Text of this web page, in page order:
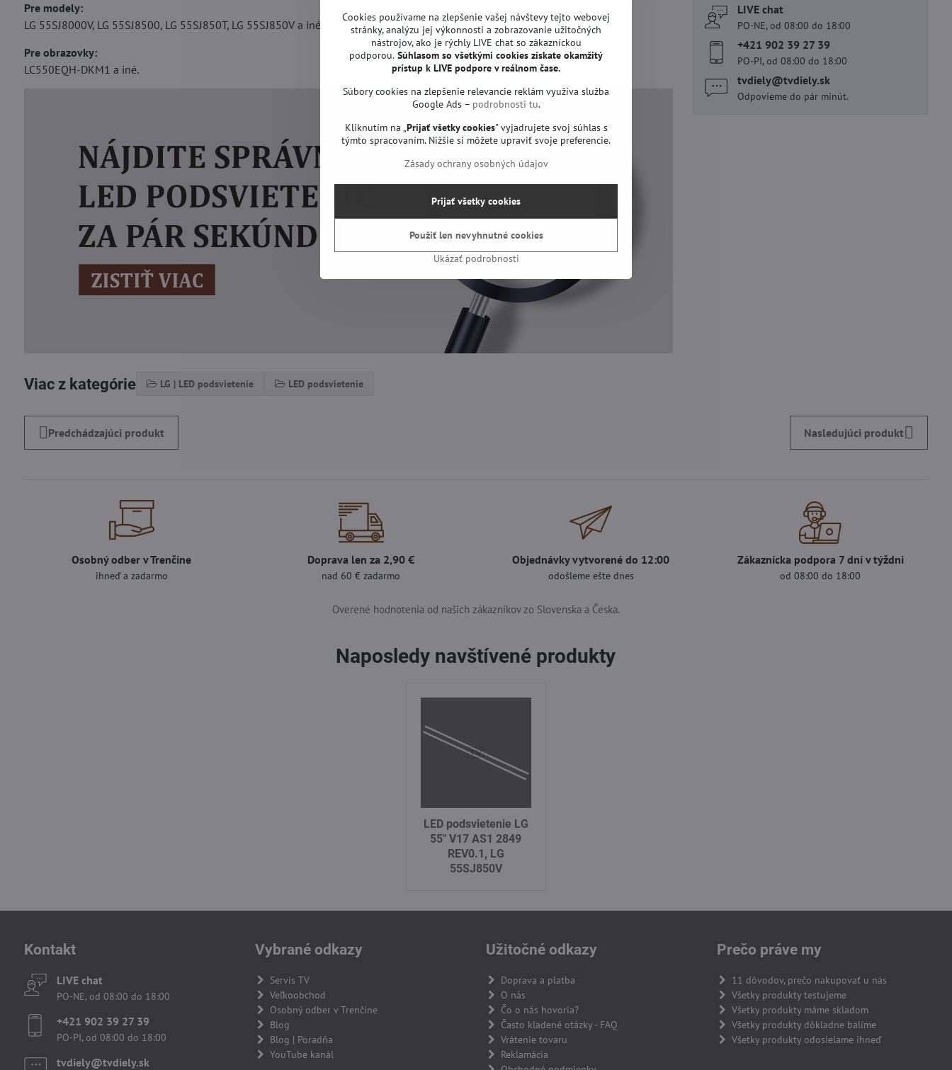
Pre modely:
LG 55SJ8000V, LG 55SJ8500, LG 55SJ850T, LG 55SJ850V a iné.
Pre obrazovky:
LC550EQH-DKM1 a iné.
Viac z kategórie LG | LED podsvietenie LED podsvietenie
LIVE chat
PO-NE, od 08:00 do 18:00
+421 902 39 27 39
PO-PI, od 08:00 do 18:00
tvdiely​@tvdiely​.sk
Odpovieme do pár minút.
Predchádzajúci produkt Nasledujúci produkt
Osobný odber v Trenčíne
ihneď a zadarmo
Doprava len za 2,90 €
nad 60 € zadarmo
Objednávky vytvorené do 12:00
odošleme ešte dnes
Zákaznícka podpora 7 dní v týždni
od 08:00 do 18:00
Overené hodnotenia od našich zákazníkov zo Slovenska a Česka.
Naposledy navštívené produkty
LED podsvietenie LG
55" V17 AS1 2849
REV0.1, LG
55SJ850V
Kontakt
LIVE chat
PO-NE, od 08:00 do 18:00
+421 902 39 27 39
PO-PI, od 08:00 do 18:00
tvdiely​​@tvdiely​​.sk
Vybrané odkazy
Servis TV
Veľkoobchod
Osobný odber v Trenčíne
Blog
Blog | Poradňa
YouTube kanál
Užitočné odkazy
Doprava a platba
O nás
Čo o nás hovoria?
Často kladené otázky - FAQ
Vrátenie tovaru
Reklamácia
Prečo práve my
11 dôvodov, prečo nakupovať u nás
Všetky produkty testujeme
Všetky produkty máme skladom
Všetky produkty dôkladne balíme
Všetky produkty odosielame ihneď
Cookies používame na zlepšenie vašej návštevy tejto webovej
stránky, analýzu jej výkonnosti a zobrazovanie užitočných
nástrojov, ako je rýchly LIVE chat so zákazníckou
podporou. Súhlasom so všetkými cookies získate okamžitý
prístup k LIVE podpore v reálnom čase.
Súbory cookies na zlepšenie relevancie reklám využíva služba
Google Ads – podrobnosti tu.
Kliknutím na „Prijať všetky cookies" vyjadrujete svoj súhlas s
týmto spracovaním. Nižšie si môžete upraviť svoje preferencie.
Zásady ochrany osobných údajov
Ukázať podrobnosti
Prijať všetky cookies
Použiť len nevyhnutné cookies